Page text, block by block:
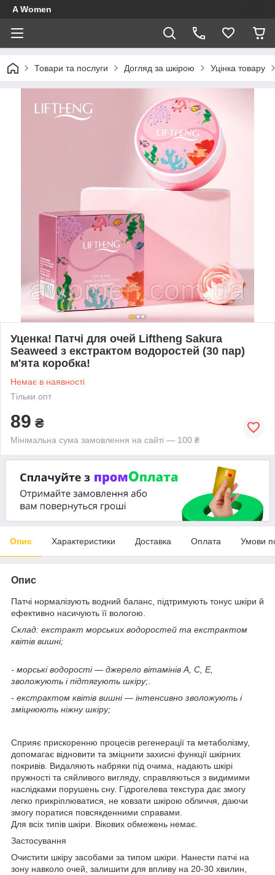
A Women
Товари та послуги Догляд за шкірою Уцінка товару
Уценка! Патчі для очей Liftheng Sakura
Seaweed з екстрактом водоростей (30 пар)
м'ята коробка!
Немає в наявності
Тільки опт
89 ₴
Мінімальна сума замовлення на сайті — 100 ₴
Опис Характеристики Доставка Оплата Умови
Опис
Патчі нормалізують водний баланс, підтримують тонус шкіри й
ефективно насичують її вологою.
Склад: екстракт морських водоростей та екстрактом
квітів вишні;
- морські водорості — джерело вітамінів А, С, Е,
зволожують і підтягують шкіру;.
- екстрактом квітів вишні — інтенсивно зволожують і
зміцнюють ніжну шкіру;
Сприяє прискоренню процесів регенерації та метаболізму,
допомагає відновити та зміцнити захисні функції шкірних
покривів. Видаляють набряки під очима, надають шкірі
пружності та сяйливого вигляду, справляються з видимими
наслідками порушень сну. Гідрогелева текстура дає змогу
легко прикріплюватися, не ковзати шкірою обличчя, даючи
змогу поратися повсякденними справами.
Для всіх типів шкіри. Вікових обмежень немає.
Застосування
Очистити шкіру засобами за типом шкіри. Нанести патчі на
зону навколо очей, залишити для впливу на 20-30 хвилин,